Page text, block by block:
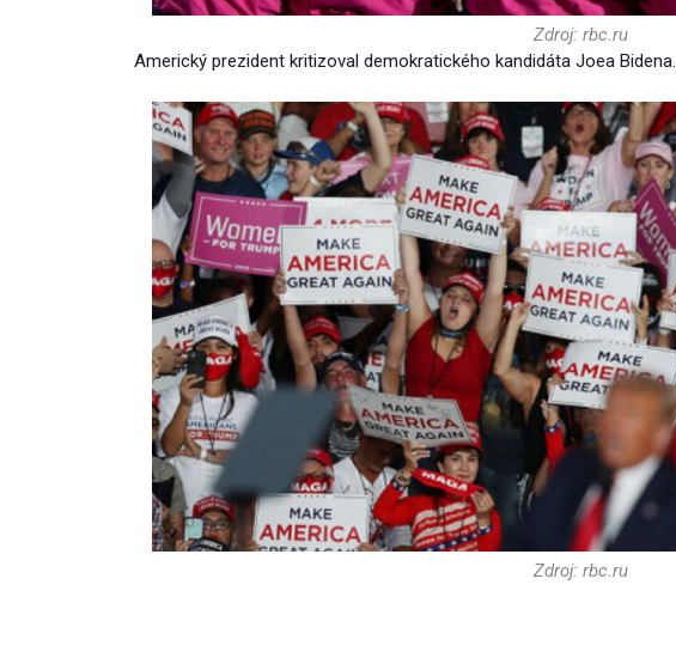
Zdroj: rbc.ru
Americký prezident kritizoval demokratického kandidáta Joea Bidena.
Zdroj: rbc.ru